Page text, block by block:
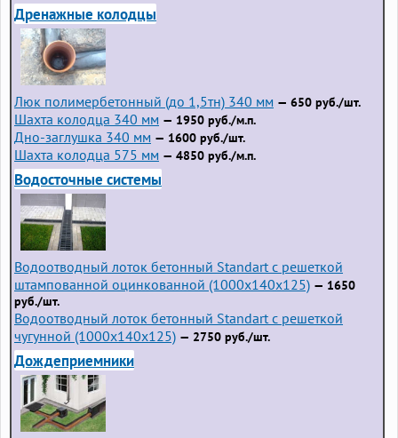
Дренажные колодцы
Люк полимербетонный (до 1,5тн) 340 мм — 650 руб./шт.
Шахта колодца 340 мм — 1950 руб./м.п.
Дно-заглушка 340 мм — 1600 руб./шт.
Шахта колодца 575 мм — 4850 руб./м.п.
Водосточные системы
Водоотводный лоток бетонный Standart с решеткой
штампованной оцинкованной (1000x140x125) — 1650
руб./шт.
Водоотводный лоток бетонный Standart с решеткой
чугунной (1000x140x125) — 2750 руб./шт.
Дождеприемники